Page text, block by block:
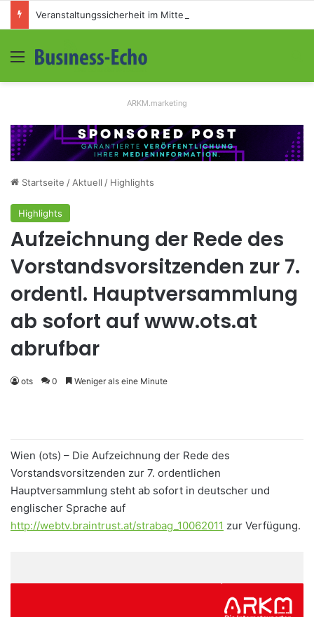
Menü
ARKM.marketing
Startseite / Aktuell / Highlights
Highlights
Aufzeichnung der Rede des
Vorstandsvorsitzenden zur 7.
ordentl. Hauptversammlung
ab sofort auf www.ots.at
abrufbar
ots 0 Weniger als eine Minute
Wien (ots) – Die Aufzeichnung der Rede des
Vorstandsvorsitzenden zur 7. ordentlichen
Hauptversammlung steht ab sofort in deutscher und
englischer Sprache auf
http://webtv.braintrust.at/strabag_10062011 zur Verfügung.